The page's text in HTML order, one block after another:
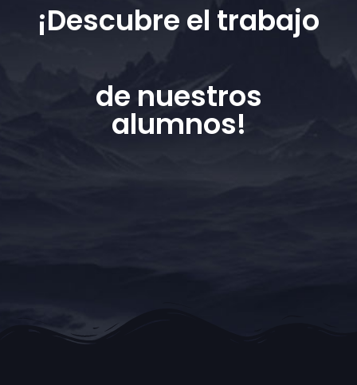
Concept Art
¡Descubre el trabajo
de nuestros
alumnos!